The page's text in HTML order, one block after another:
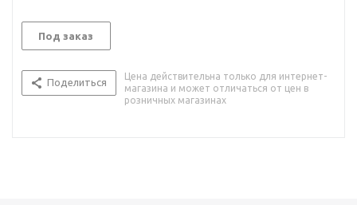
Под заказ
Поделиться
Цена действительна только для интернет-
магазина и может отличаться от цен в
розничных магазинах